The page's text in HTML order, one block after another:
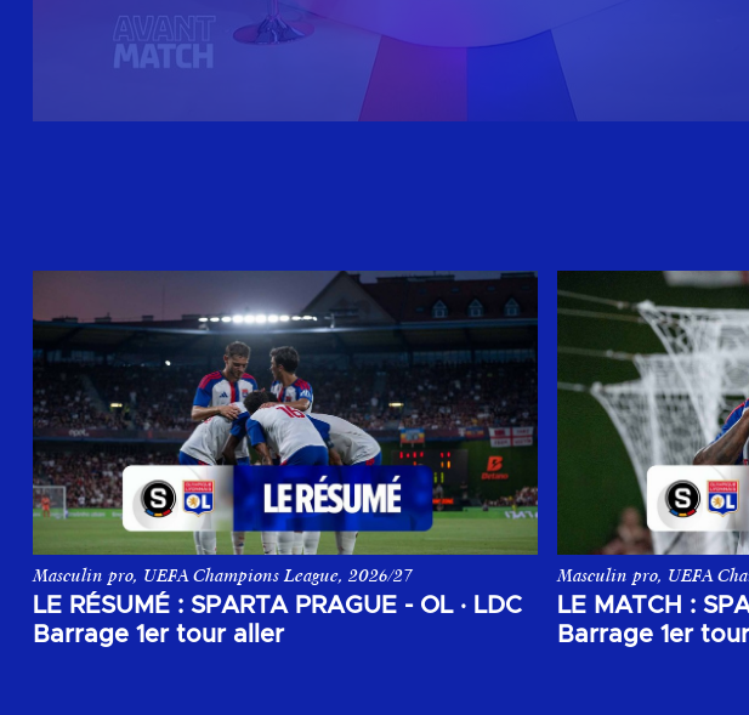
LE RÉSUMÉ : SPARTA PRAGUE - OL· LDC
Barrage 1er tour aller
Masculin pro, UEFA Champions League, 2026/27
Le résumé du match aller du 1er tour de barrage de la Champions League, opposant le
LE MATCH :
Barrage 1er
Masculin pro, UEFA
Le match aller du 1er